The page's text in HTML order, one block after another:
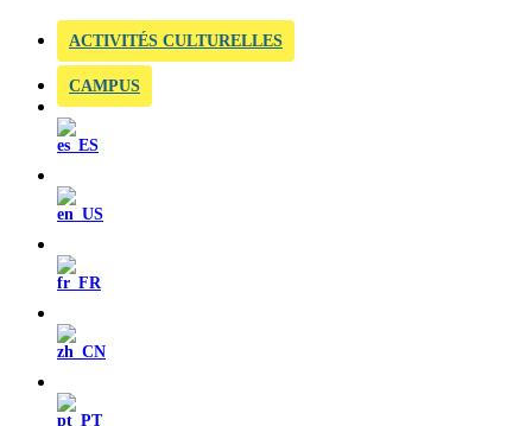
ACTIVITÉS CULTURELLES
CAMPUS